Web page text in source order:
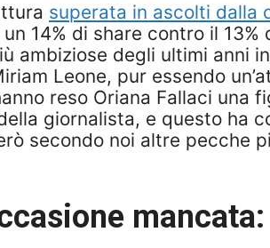
superata in ascolti dalla
14% di share contro il
ambiziose degli ultimi anni
Leone, pur essendo
reso Oriana Fallaci
giornalista, e questo ha
secondo noi altre pecche